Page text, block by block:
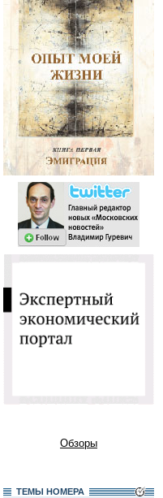
Обзоры
ТЕМЫ НОМЕРА